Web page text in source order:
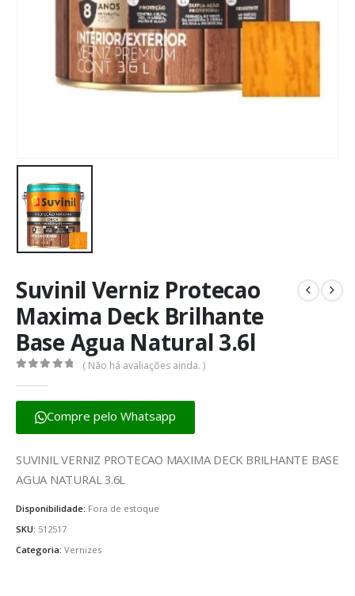
Suvinil Verniz Protecao
Maxima Deck Brilhante
Base Agua Natural 3.6l
( Não há avaliações ainda. )
Compre pelo Whatsapp
SUVINIL VERNIZ PROTECAO MAXIMA DECK BRILHANTE BASE
AGUA NATURAL 3.6L
Disponibilidade: Fora de estoque
SKU: 512517
Categoria: Vernizes